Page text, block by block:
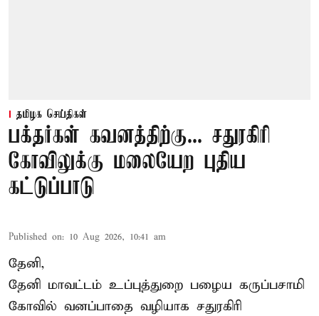
தமிழக செய்திகள்
பக்தர்கள் கவனத்திற்கு... சதுரகிரி
கோவிலுக்கு மலையேற புதிய
கட்டுப்பாடு
Published on: 10 Aug 2026, 10:41 am
தேனி,
தேனி மாவட்டம் உப்புத்துறை பழைய கருப்பசாமி
கோவில் வனப்பாதை வழியாக சதுரகிரி